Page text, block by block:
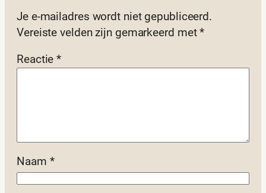
Je e-mailadres wordt niet gepubliceerd.
Vereiste velden zijn gemarkeerd met*
Reactie*
Naam *